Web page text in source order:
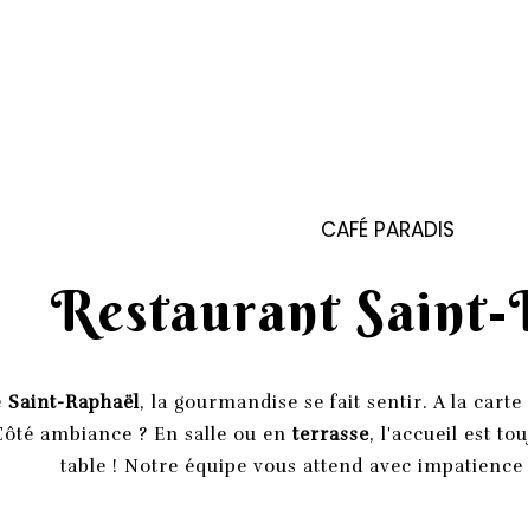
CAFÉ PARADIS
Restaurant Saint-
Saint-Raphaël, la gourmandise se fait sentir. A la carte
ambiance ? En salle ou en terrasse, l'accueil est
table ! Notre équipe vous attend avec